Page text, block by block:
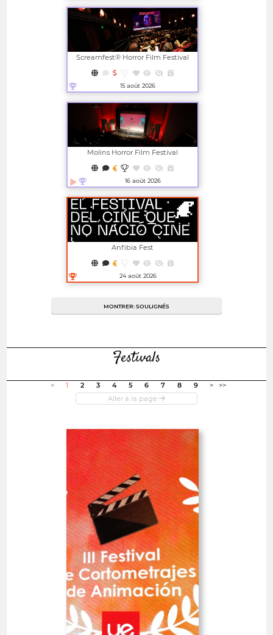
Ouvrir dans une nouvelle fenêtre
Screamfest® Horror Film Festival
15 août 2026
Ouvrir dans une nouvelle fenêtre
Molins Horror Film Festival
16 août 2026
Ouvrir dans une nouvelle fenêtre
Anfibia Fest
24 août 2026
MONTRER: SOULIGNÉS
Festivals
< 1 2 3 4 5 6 7 8 9 > >>
III Creative Campus
Universidad Europea -
International Animated
Short Film Fest
Spain
COURTS-MÉTRAGES 10'<
Ouvert